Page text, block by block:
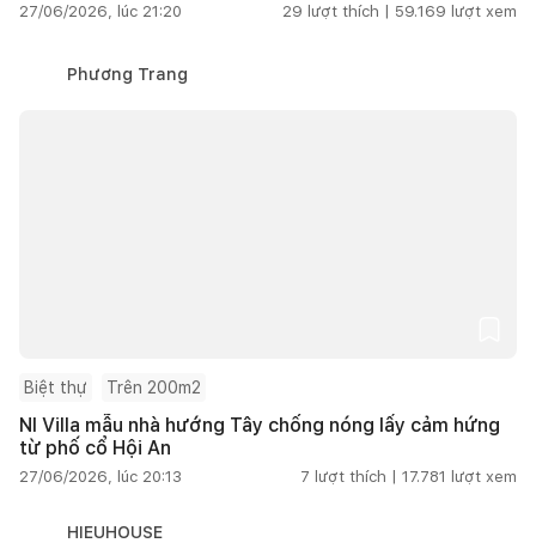
27/06/2026, lúc 21:20 29 lượt thích | 59.169 lượt xem
Phương Trang
Biệt thự Trên 200m2
NI Villa mẫu nhà hướng Tây chống nóng lấy cảm hứng
từ phố cổ Hội An
27/06/2026, lúc 20:13 7 lượt thích | 17.781 lượt xem
HIEUHOUSE